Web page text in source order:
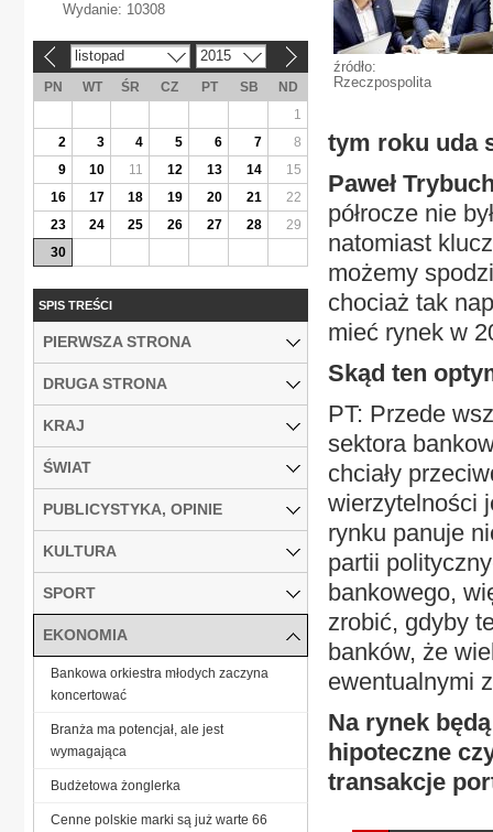
źródło:
Rzeczpospolita
tym roku uda
Paweł
półrocze nie
natomiast
możemy
chociaż tak
mieć rynek w
Skąd ten
PT: Przede
sektora
chciały
wierzytelności
rynku panuje
partii
bankowego,
zrobić, gdyby
banków, że
ewentualnymi
Na rynek
hipoteczne
transakcje
Wydanie: 10308
listopad 2015
PN WT ŚR CZ PT SB
ND
1
2
3 4 5 6 7
8
9
10 11 12 13 14
15
16
17 18 19 20 21
22
23
24 25 26 27 28
29
30
SPIS TREŚCI
PIERWSZA STRONA
DRUGA STRONA
KRAJ
ŚWIAT
PUBLICYSTYKA, OPINIE
KULTURA
SPORT
EKONOMIA
Bankowa orkiestra młodych zaczyna
koncertować
Branża ma potencjał, ale jest
wymagająca
Budżetowa żonglerka
Cenne polskie marki są już warte 66